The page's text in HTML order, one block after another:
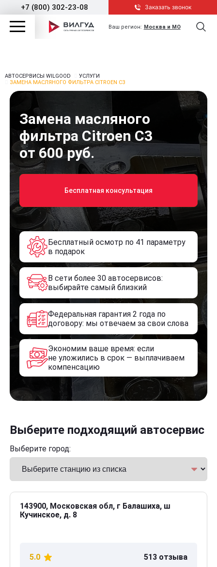
+7 (800) 302-23-08 Заказать звонок
Ваш регион: Москва и МО
АВТОСЕРВИСЫ WILGOOD
УСЛУГИ
ЗАМЕНА МАСЛЯНОГО ФИЛЬТРА CITROEN C3
Замена масляного
фильтра Citroen C3
от 600 руб.
Бесплатная консультация
Бесплатный осмотр по 41 параметру
в подарок
В сети более 30 автосервисов:
выбирайте самый близкий
Федеральная гарантия 2 года по
договору: мы отвечаем за свои слова
Экономим ваше время: если
не уложились в срок — выплачиваем
компенсацию
Выберите подходящий автосервис
Выберите город:
143900, Московская обл, г Балашиха, ш
Кучинское, д. 8
5.0 513 отзыва